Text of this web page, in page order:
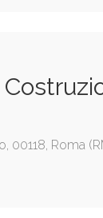
00118, Roma